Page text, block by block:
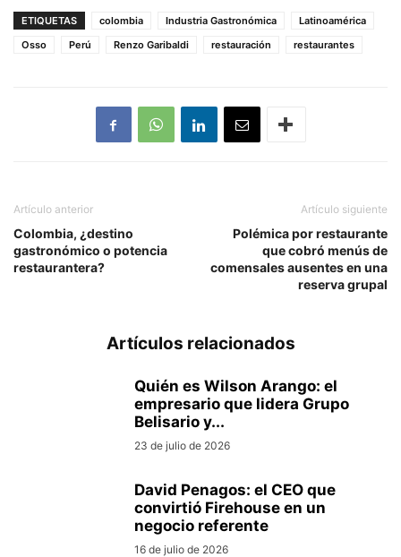
ETIQUETAS colombia Industria Gastronómica
Latinoamérica
Osso
Perú Renzo Garibaldi restauración restaurantes
Artículo anterior
Colombia, ¿destino
gastronómico o potencia
restaurantera?
Artículo siguiente
Polémica por restaurante
que cobró menús de
comensales ausentes en una
reserva grupal
Artículos relacionados
Quién es Wilson Arango: el
empresario que lidera Grupo
Belisario y...
23 de julio de 2026
David Penagos: el CEO que
convirtió Firehouse en un
negocio referente
16 de julio de 2026